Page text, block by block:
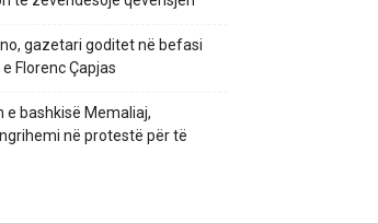
gazetari goditet në befasi
Florenc Çapjas
e bashkisë Memaliaj,
në protestë për të